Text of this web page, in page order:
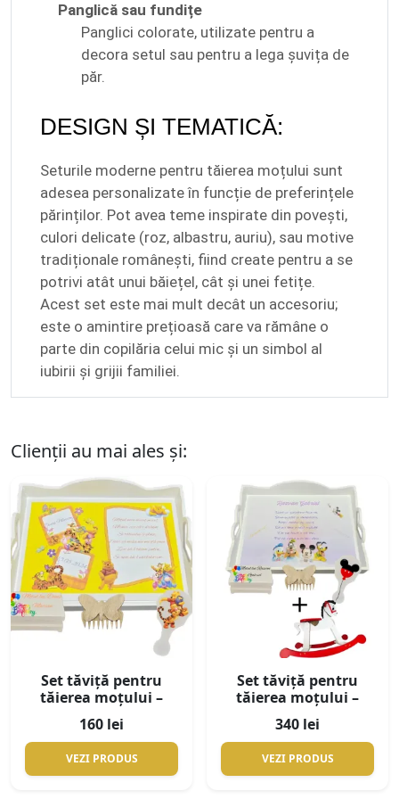
Panglică sau fundițe
Panglici colorate, utilizate pentru a
decora setul sau pentru a lega șuvița de
păr.
DESIGN ȘI TEMATICĂ:
Seturile moderne pentru tăierea moțului sunt
adesea personalizate în funcție de preferințele
părinților. Pot avea teme inspirate din povești,
culori delicate (roz, albastru, auriu), sau motive
tradiționale românești, fiind create pentru a se
potrivi atât unui băiețel, cât și unei fetițe.
Acest set este mai mult decât un accesoriu;
este o amintire prețioasă care va rămâne o
parte din copilăria celui mic și un simbol al
iubirii și grijii familiei.
Clienții au mai ales și:
Set tăviță pentru
tăierea moțului –
Ursuleţul Winnie
160 lei
VEZI PRODUS
Set tăviță pentru
tăierea moțului –
Mickey Mouse +
Calut de lemn
340 lei
VEZI PRODUS